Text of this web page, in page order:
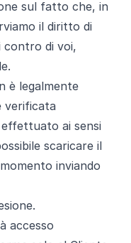
sul fatto che, in
il diritto di
contro di voi,
è legalmente
verificata
ai sensi
scaricare il
inviando
accesso